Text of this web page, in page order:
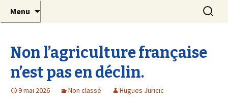
Pollen Conseil
Etudes, prospectives, évaluations et aide à la
décision
Menu
Non l’agriculture française
n’est pas en déclin.
9 mai 2026 Non classé Hugues Juricic